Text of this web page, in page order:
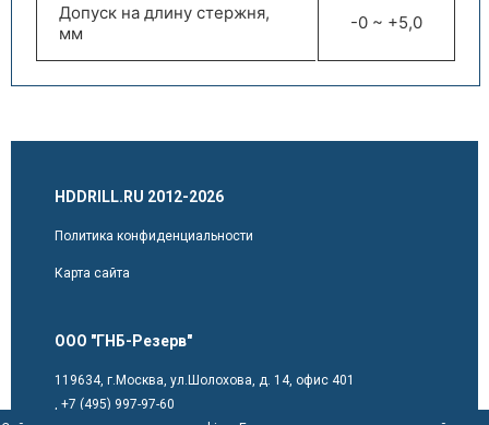
Допуск на длину стержня,
мм
-0 ~ +5,0
HDDRILL.RU 2012-2026
Политика конфиденциальности
Карта сайта
ООО "ГНБ-Резерв"
119634, г.Москва, ул.Шолохова, д. 14, офис 401
, +7 (495) 997-97-60